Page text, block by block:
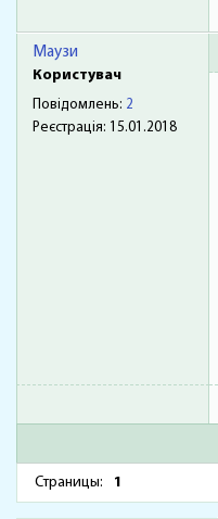
Маузи
Користувач
Повідомлень: 2
Реєстрація: 15.01.2018
Страницы: 1